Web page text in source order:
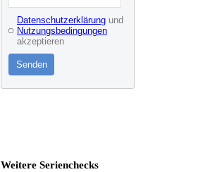
Datenschutzerklärung und
Nutzungsbedingungen
akzeptieren
Senden
Weitere Serienchecks